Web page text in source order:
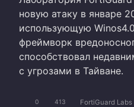
новую атаку в январе
использующую
фреймворк
способствовал
с угрозами в Тайване.
0 413 FortiGuard Labs